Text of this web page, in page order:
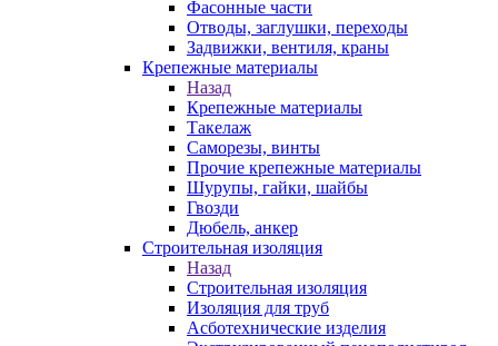
Фасонные части
Отводы, заглушки, переходы
Задвижки, вентиля, краны
Крепежные материалы
Назад
Крепежные материалы
Такелаж
Саморезы, винты
Прочие крепежные материалы
Шурупы, гайки, шайбы
Гвозди
Дюбель, анкер
Строительная изоляция
Назад
Строительная изоляция
Изоляция для труб
Асботехнические изделия